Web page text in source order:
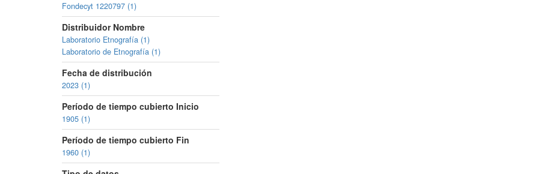
Fondecyt 1220797 (1)
Distribuidor Nombre
Laboratorio Etnografía (1)
Laboratorio de Etnografía (1)
Fecha de distribución
2023 (1)
Período de tiempo cubierto Inicio
1905 (1)
Período de tiempo cubierto Fin
1960 (1)